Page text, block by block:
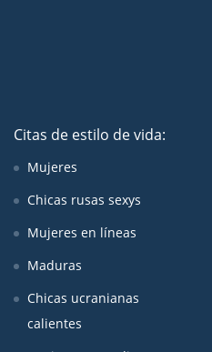
Citas de estilo de vida:
Mujeres
Chicas rusas sexys
Mujeres en líneas
Maduras
Chicas ucranianas
calientes